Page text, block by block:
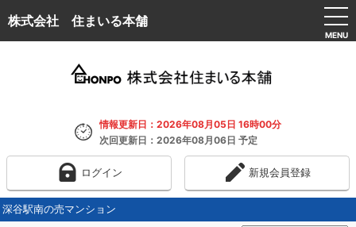
株式会社 住まいる本舗
情報更新日：2026年08月05日 16時00分
次回更新日：2026年08月06日 予定
ログイン 新規会員登録
深谷駅南の売マンション
MENU